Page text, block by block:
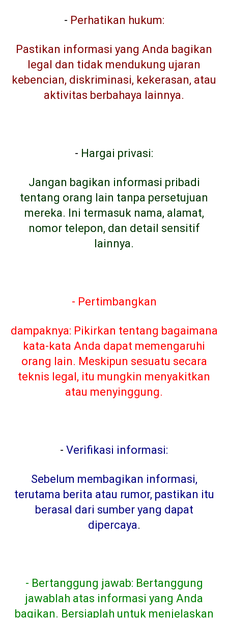
- Perhatikan hukum:
Pastikan informasi yang Anda bagikan
legal dan tidak mendukung ujaran
kebencian, diskriminasi, kekerasan, atau
aktivitas berbahaya lainnya.
- Hargai privasi:
Jangan bagikan informasi pribadi
tentang orang lain tanpa persetujuan
mereka. Ini termasuk nama, alamat,
nomor telepon, dan detail sensitif
lainnya.
- Pertimbangkan
dampaknya: Pikirkan tentang bagaimana
kata-kata Anda dapat memengaruhi
orang lain. Meskipun sesuatu secara
teknis legal, itu mungkin menyakitkan
atau menyinggung.
- Verifikasi informasi:
Sebelum membagikan informasi,
terutama berita atau rumor, pastikan itu
berasal dari sumber yang dapat
dipercaya.
- Bertanggung jawab: Bertanggung
jawablah atas informasi yang Anda
bagikan. Bersiaplah untuk menjelaskan